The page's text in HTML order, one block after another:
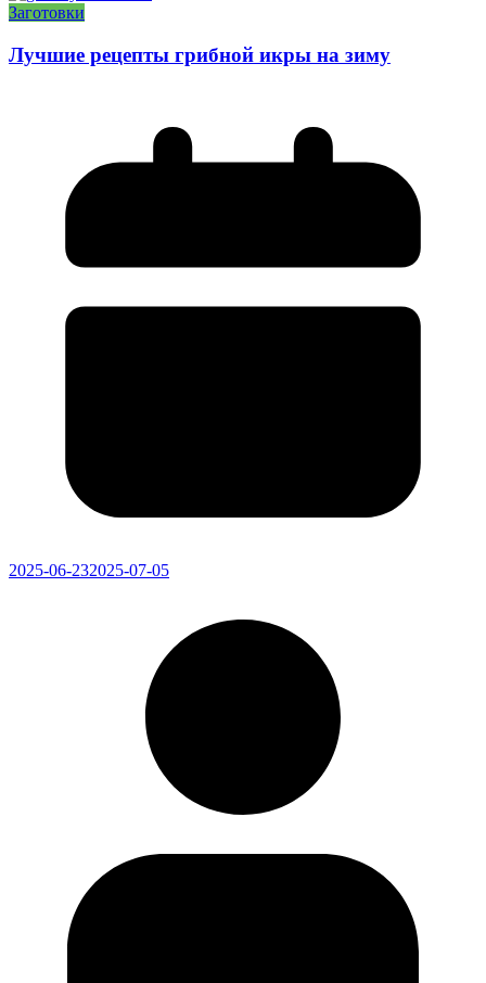
Заготовки
Лучшие рецепты грибной икры на зиму
2025-06-232025-07-05